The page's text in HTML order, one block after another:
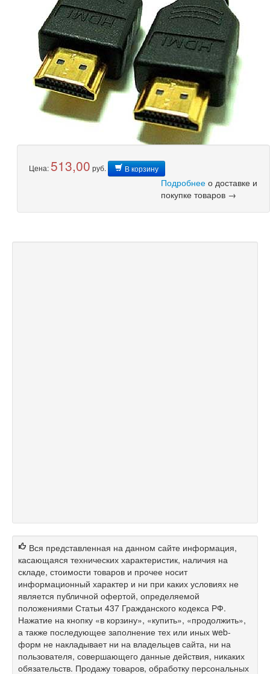
Цена: 513,00 руб. В корзину
Подробнее о доставке и
покупке товаров →
Вся представленная на данном сайте информация,
касающаяся технических характеристик, наличия на
складе, стоимости товаров и прочее носит
информационный характер и ни при каких условиях не
является публичной офертой, определяемой
положениями Статьи 437 Гражданского кодекса РФ.
Нажатие на кнопку «в корзину», «купить», «продолжить»,
а также последующее заполнение тех или иных web-
форм не накладывает ни на владельцев сайта, ни на
пользователя, совершающего данные действия, никаких
обязательств. Продажу товаров, обработку персональных